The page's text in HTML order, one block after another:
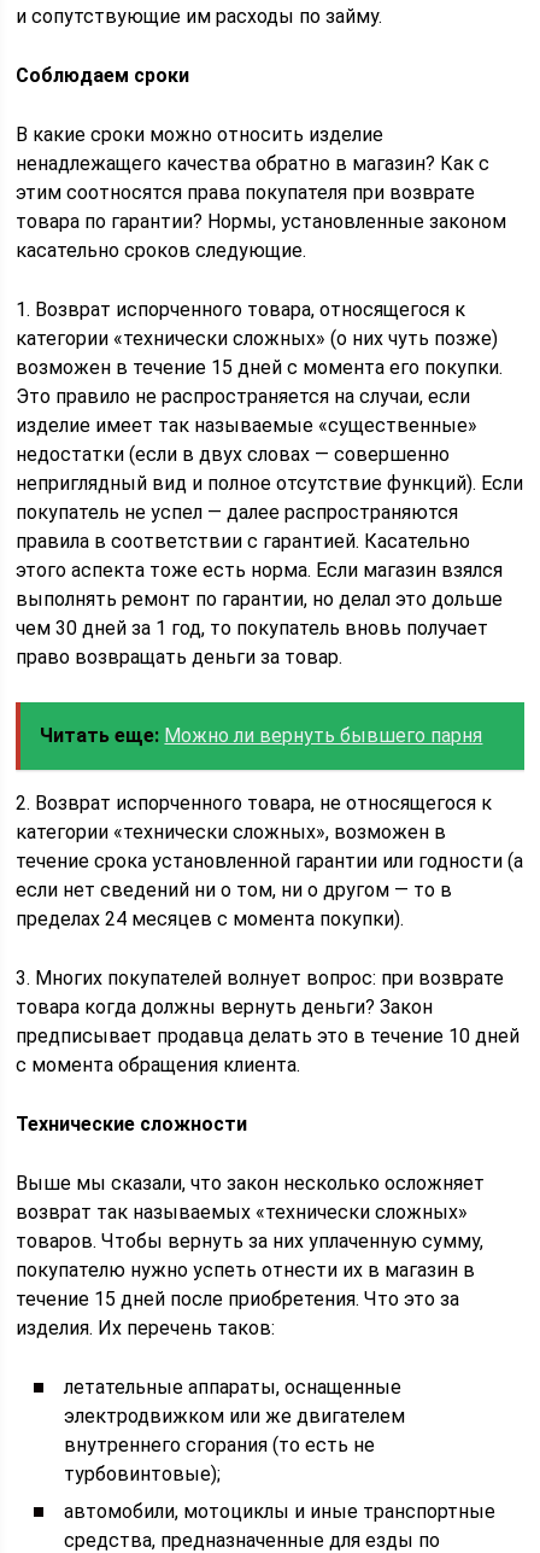
и сопутствующие им расходы по займу.
Соблюдаем сроки
В какие сроки можно относить изделие
ненадлежащего качества обратно в магазин? Как с
этим соотносятся права покупателя при возврате
товара по гарантии? Нормы, установленные законом
касательно сроков следующие.
1. Возврат испорченного товара, относящегося к
категории «технически сложных» (о них чуть позже)
возможен в течение 15 дней с момента его покупки.
Это правило не распространяется на случаи, если
изделие имеет так называемые «существенные»
недостатки (если в двух словах — совершенно
неприглядный вид и полное отсутствие функций). Если
покупатель не успел — далее распространяются
правила в соответствии с гарантией. Касательно
этого аспекта тоже есть норма. Если магазин взялся
выполнять ремонт по гарантии, но делал это дольше
чем 30 дней за 1 год, то покупатель вновь получает
право возвращать деньги за товар.
Читать еще: Можно ли вернуть бывшего парня
2. Возврат испорченного товара, не относящегося к
категории «технически сложных», возможен в
течение срока установленной гарантии или годности (а
если нет сведений ни о том, ни о другом — то в
пределах 24 месяцев с момента покупки).
3. Многих покупателей волнует вопрос: при возврате
товара когда должны вернуть деньги? Закон
предписывает продавца делать это в течение 10 дней
с момента обращения клиента.
Технические сложности
Выше мы сказали, что закон несколько осложняет
возврат так называемых «технически сложных»
товаров. Чтобы вернуть за них уплаченную сумму,
покупателю нужно успеть отнести их в магазин в
течение 15 дней после приобретения. Что это за
изделия. Их перечень таков:
летательные аппараты, оснащенные
электродвижком или же двигателем
внутреннего сгорания (то есть не
турбовинтовые);
автомобили, мотоциклы и иные транспортные
средства, предназначенные для езды по